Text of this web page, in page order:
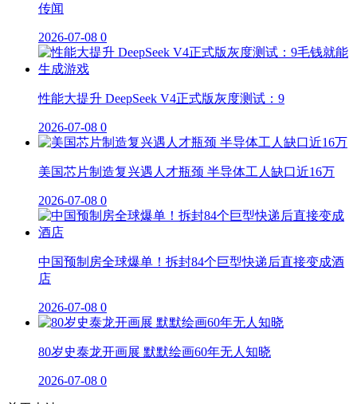
传闻
2026-07-08 0
性能大提升 DeepSeek V4正式版灰度测试：9
2026-07-08 0
美国芯片制造复兴遇人才瓶颈 半导体工人缺口近16万
2026-07-08 0
中国预制房全球爆单！拆封84个巨型快递后直接变成酒
店
2026-07-08 0
80岁史泰龙开画展 默默绘画60年无人知晓
2026-07-08 0